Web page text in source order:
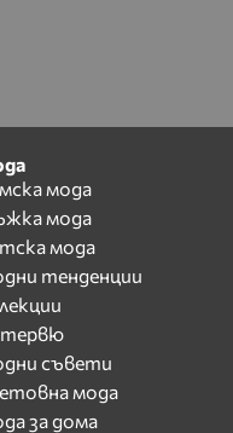
мода
мода
мода
тенденции
съвети
мода
за дома